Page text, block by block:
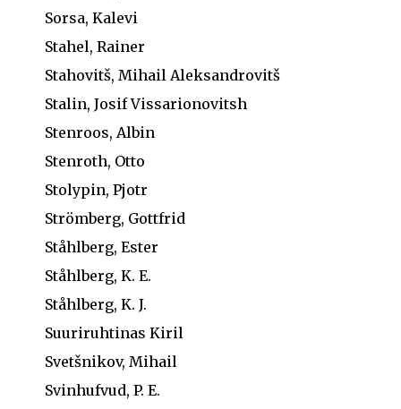
Sorsa, Kalevi
Stahel, Rainer
Stahovitš, Mihail Aleksandrovitš
Stalin, Josif Vissarionovitsh
Stenroos, Albin
Stenroth, Otto
Stolypin, Pjotr
Strömberg, Gottfrid
Ståhlberg, Ester
Ståhlberg, K. E.
Ståhlberg, K. J.
Suuriruhtinas Kiril
Svetšnikov, Mihail
Svinhufvud, P. E.